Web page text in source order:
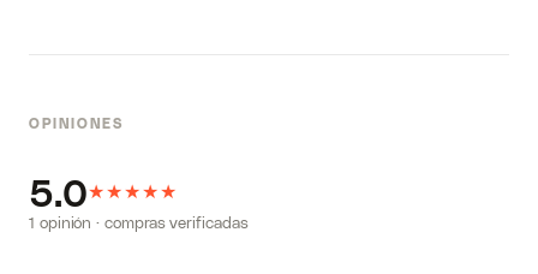
OPINIONES
5.0★★★★★
1 opinión · compras verificadas